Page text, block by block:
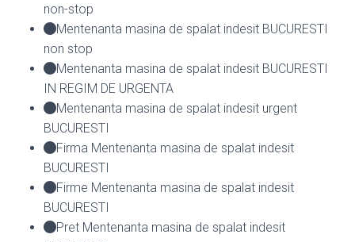
non-stop
Mentenanta masina de spalat indesit BUCURESTI
non stop
Mentenanta masina de spalat indesit BUCURESTI
IN REGIM DE URGENTA
Mentenanta masina de spalat indesit urgent
BUCURESTI
Firma Mentenanta masina de spalat indesit
BUCURESTI
Firme Mentenanta masina de spalat indesit
BUCURESTI
Pret Mentenanta masina de spalat indesit